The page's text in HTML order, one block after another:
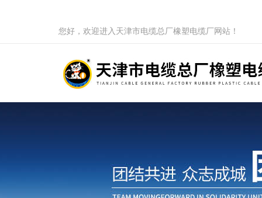
您好，欢迎进入天津市电缆总厂橡塑电缆厂网站！